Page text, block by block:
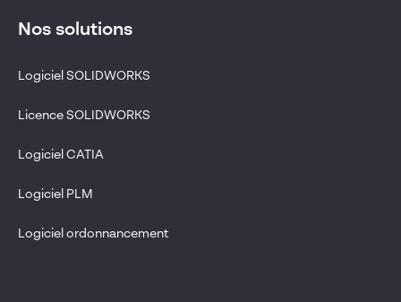
Nos solutions
Logiciel SOLIDWORKS
Licence SOLIDWORKS
Logiciel CATIA
Logiciel PLM
Logiciel ordonnancement